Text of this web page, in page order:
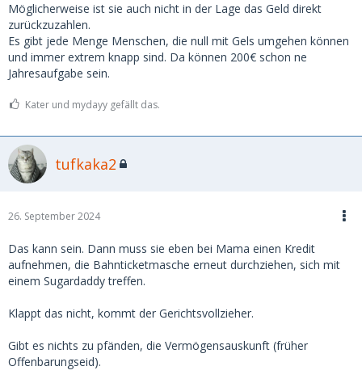
Möglicherweise ist sie auch nicht in der Lage das Geld direkt
zurückzuzahlen.
Es gibt jede Menge Menschen, die null mit Gels umgehen können
und immer extrem knapp sind. Da können 200€ schon ne
Jahresaufgabe sein.
Kater und mydayy gefällt das.
tufkaka2
26. September 2024
Das kann sein. Dann muss sie eben bei Mama einen Kredit
aufnehmen, die Bahnticketmasche erneut durchziehen, sich mit
einem Sugardaddy treffen.
Klappt das nicht, kommt der Gerichtsvollzieher.
Gibt es nichts zu pfänden, die Vermögensauskunft (früher
Offenbarungseid).